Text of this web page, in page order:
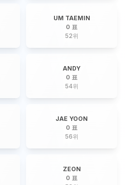
UM TAEMIN
0 표
52위
ANDY
0 표
54위
JAE YOON
0 표
56위
ZEON
0 표